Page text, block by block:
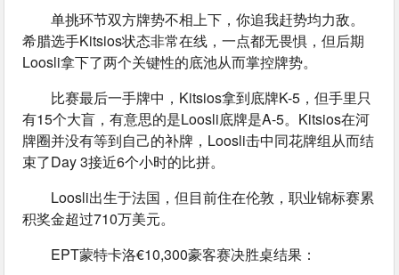
单挑环节双方牌势不相上下，你追我赶势均力敌。
希腊选手Kitsios状态非常在线，一点都无畏惧，但后期
Loosli拿下了两个关键性的底池从而掌控牌势。
比赛最后一手牌中，Kitsios拿到底牌K-5，但手里只
有15个大盲，有意思的是Loosli底牌是A-5。Kitsios在河
牌圈并没有等到自己的补牌，Loosli击中同花牌组从而结
束了Day 3接近6个小时的比拼。
Loosli出生于法国，但目前住在伦敦，职业锦标赛累
积奖金超过710万美元。
EPT蒙特卡洛€10,300豪客赛决胜桌结果：